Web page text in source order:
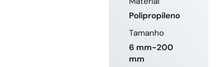
Polipropileno
Tamanho
6 mm-200
mm